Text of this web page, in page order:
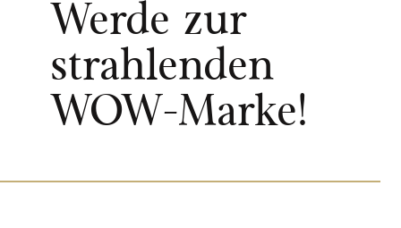
Werde zur
strahlenden
WOW-Marke!